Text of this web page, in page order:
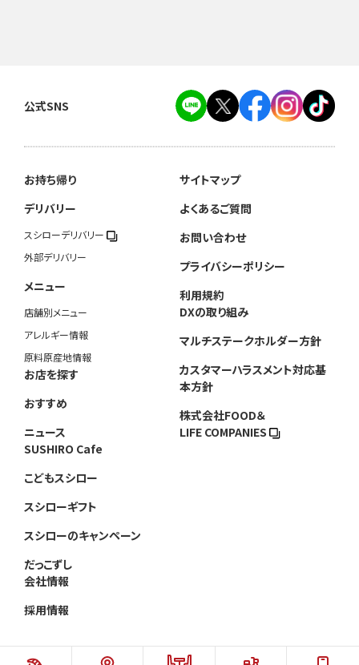
公式SNS
お持ち帰り
デリバリー
スシローデリバリー
外部デリバリー
メニュー
店舗別メニュー
アレルギー情報
原料原産地情報
お店を探す
おすすめ
ニュース
SUSHIRO Cafe
こどもスシロー
スシローギフト
スシローのキャンペーン
だっこずし
会社情報
採用情報
サイトマップ
よくあるご質問
お問い合わせ
プライバシーポリシー
利用規約
DXの取り組み
マルチステークホルダー方針
カスタマーハラスメント対応基
本方針
株式会社FOOD＆
LIFE COMPANIES